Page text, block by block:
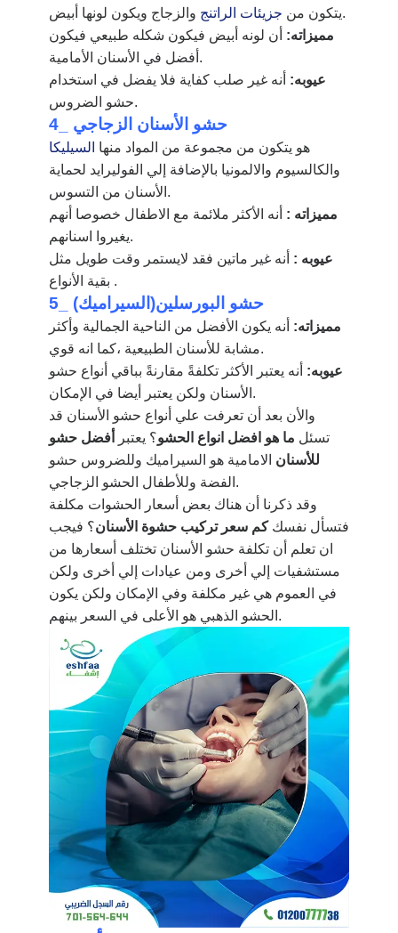
يتكون من جزيئات الراتنج
والزجاج ويكون لونها أبيض.
مميزاته: أن لونه أبيض فيكون شكله طبيعي فيكون
أفضل في الأسنان الأمامية.
عيوبه: أنه غير صلب كفاية فلا يفضل في استخدام
حشو الضروس.
4_ حشو الأسنان الزجاجي
هو يتكون من مجموعة من المواد منها السيليكا
والكالسيوم والالمونيا بالإضافة إلي الفوليرايد لحماية
الأسنان من التسوس.
مميزاته : أنه الأكثر ملائمة مع الاطفال خصوصا أنهم
يغيروا اسنانهم.
عيوبه : أنه غير ماتين فقد لايستمر وقت طويل مثل
بقية الأنواع .
5_ حشو البورسلين(السيراميك)
مميزاته: أنه يكون الأفضل من الناحية الجمالية وأكثر
مشابة للأسنان الطبيعية ،كما انه قوي.
عيوبه: أنه يعتبر الأكثر تكلفةً مقارنةً بباقي أنواع حشو
الأسنان ولكن يعتبر أيضا في الإمكان.
والأن بعد أن تعرفت علي أنواع حشو الأسنان قد
تسئل ما هو افضل انواع الحشو؟ يعتبر
أفضل حشو
للأسنان الامامية هو السيراميك وللضروس حشو
الفضة وللأطفال الحشو الزجاجي.
وقد ذكرنا أن هناك بعض أسعار الحشوات مكلفة
فتسأل نفسككم سعر تركيب حشوة الأسنان؟ فيجب
ان تعلم أن تكلفة حشو الأسنان تختلف أسعارها من
مستشفيات إلي أخرى ومن عيادات إلي أخرى ولكن
في العموم هي غير مكلفة وفي الإمكان ولكن يكون
الحشو الذهبي هو الأعلى في السعر بينهم.